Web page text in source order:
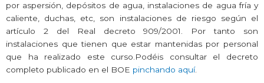
por aspersión, depósitos de agua, instalaciones de agua fría y
caliente, duchas, etc, son instalaciones de riesgo según el
artículo 2 del Real decreto 909/2001. Por tanto son
instalaciones que tienen que estar mantenidas por personal
que ha realizado este curso.Podéis consultar el decreto
completo publicado en el BOE pinchando aquí.